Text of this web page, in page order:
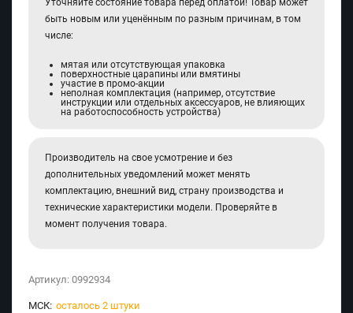
Уточняйте состояние товара перед оплатой! Товар может
быть новым или уценённым по разным причинам, в том
числе:
мятая или отсутствующая упаковка
поверхностные царапины или вмятины
участие в промо-акции
неполная комплектация (например, отсутствие
инструкции или отдельных аксессуаров, не влияющих
на работоспособность устройства)
Производитель на свое усмотрение и без
дополнительных уведомлений может менять
комплектацию, внешний вид, страну производства и
технические характеристики модели. Проверяйте в
момент получения товара.
Артикул: 0992934
МСК: осталось 2 штуки